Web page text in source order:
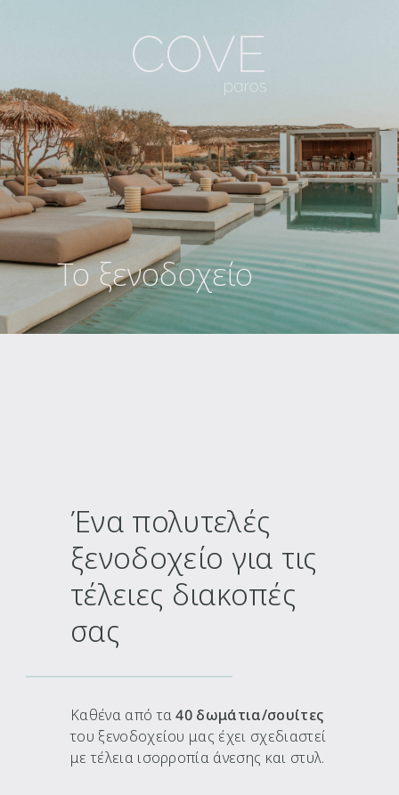
Το ξενοδοχείο
Ένα πολυτελές
ξενοδοχείο για τις
τέλειες διακοπές
σας
Καθένα από τα40 δωμάτια/σουίτες
του ξενοδοχείου μας έχει σχεδιαστεί
με τέλεια ισορροπία άνεσης και στυλ.